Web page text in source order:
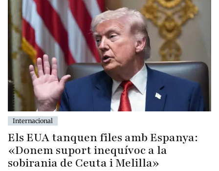
Internacional
Els EUA tanquen files amb Espanya:
«Donem suport inequívoc a la
sobirania de Ceuta i Melilla»